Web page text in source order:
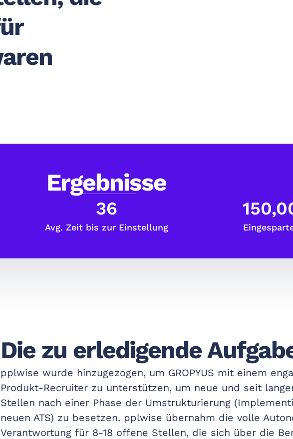
Ergebnisse
36
Avg. Zeit bis zur Einstellung
Die zu erledigende
pplwise wurde hinzugezogen, um GROPYUS mit einem
Produkt-Recruiter zu unterstützen, um neue und seit
Stellen nach einer Phase der Umstrukturierung
neuen ATS) zu besetzen. pplwise übernahm die volle
Verantwortung für 8-18 offene Stellen, die sich über die